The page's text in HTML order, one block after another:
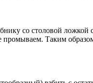
со столовой ложкой
Таким